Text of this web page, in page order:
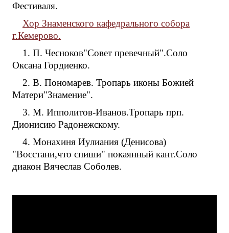
Фестиваля.
Хор Знаменского кафедрального собора
г.Кемерово.
1. П. Чесноков"Совет превечный".Соло
Оксана Гордиенко.
2. В. Пономарев. Тропарь иконы Божией
Матери"Знамение".
3. М. Ипполитов-Иванов.Тропарь прп.
Дионисию Радонежскому.
4. Монахиня Иулиания (Денисова)
"Восстани,что спиши" покаянный кант.Соло
диакон Вячеслав Соболев.